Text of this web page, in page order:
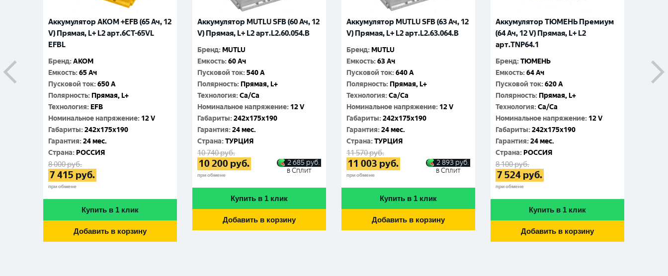
Аккумулятор AKOM +EFB (65 Ач, 12
V) Прямая, L+ L2 арт.6СТ-65VL
EFBL
Бренд:АКОМ
Емкость:65 Ач
Пусковой ток:650 A
Полярность: Прямая, L+
Технология: EFB
Номинальное напряжение: 12 V
Габариты:242x175x190
Гарантия:24 мес.
Cтрана: РОССИЯ
8 000руб.
7 415 руб.
при обмене
Купить в 1 клик
Добавить в корзину
Аккумулятор MUTLU SFB (60 Ач, 12
V) Прямая, L+ L2 арт.L2.60.054.B
Бренд: MUTLU
Емкость:60 Ач
Пусковой ток:540 A
Полярность: Прямая, L+
Технология:Ca/Ca
Номинальное напряжение: 12 V
Габариты:242x175x190
Гарантия:24 мес.
Cтрана:ТУРЦИЯ
10 740руб.
10 200 руб.
при обмене
2 685 руб.
в Сплит
Купить в 1 клик
Добавить в корзину
Аккумулятор MUTLU SFB (63 Ач, 12
V) Прямая, L+ L2 арт.L2.63.064.B
Бренд: MUTLU
Емкость:63 Ач
Пусковой ток:640 A
Полярность: Прямая, L+
Технология:Ca/Ca
Номинальное напряжение: 12 V
Габариты:242x175x190
Гарантия:24 мес.
Cтрана:ТУРЦИЯ
11 570руб.
11 003 руб.
при обмене
2 893 руб.
в Сплит
Купить в 1 клик
Добавить в корзину
Аккумулятор ТЮМЕНЬ Премиум
(64 Ач, 12 V) Прямая, L+ L2
арт.TNP64.1
Бренд:ТЮМЕНЬ
Емкость:64 Ач
Пусковой ток:620 A
Полярность: Прямая, L+
Технология:Ca/Ca
Номинальное напряжение: 12 V
Габариты:242x175x190
Гарантия:24 мес.
Cтрана: РОССИЯ
8 100руб.
7 524 руб.
при обмене
Купить в 1 клик
Добавить в корзину
Бренд